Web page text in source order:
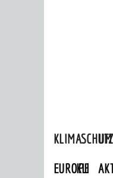
KLIMASCHUTZ
EUROPEAN